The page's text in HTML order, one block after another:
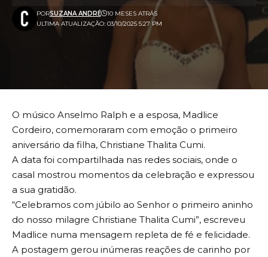
ULTIMA ATUALIZAÇÃO: 03/10/2025 5:27 PM
PORSUZANA ANDRÉ 10 MESES ATRÁS
O músico Anselmo Ralph e a esposa, Madlice
Cordeiro, comemoraram com emoção o primeiro
aniversário da filha, Christiane Thalita Cumi.
A data foi compartilhada nas redes sociais, onde o
casal mostrou momentos da celebração e expressou
a sua gratidão.
“Celebramos com júbilo ao Senhor o primeiro aninho
do nosso milagre Christiane Thalita Cumi”, escreveu
Madlice numa mensagem repleta de fé e felicidade.
A postagem gerou inúmeras reações de carinho por